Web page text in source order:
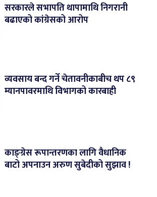
सरकारले सभापति थापामाथि निगरानी
बढाएको कांग्रेसको आरोप
व्यवसाय बन्द गर्ने चेतावनीकाबीच थप ८९
म्यानपावरमाथि विभागको कारबाही
काङ्ग्रेस रूपान्तरणका लागि वैधानिक
बाटो अपनाउन अरुण सुबेदीको सुझाव !